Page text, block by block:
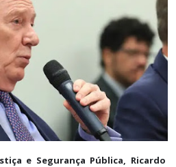
e Segurança Pública, Ricardo